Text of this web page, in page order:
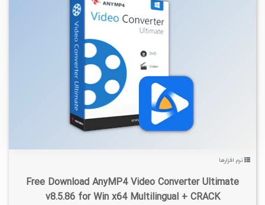
نرم افزارها
Free Download AnyMP4 Video Converter Ultimate
v8.5.86 for Win x64 Multilingual + CRACK